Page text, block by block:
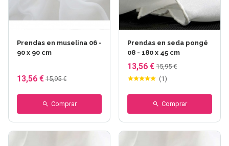
Prendas en muselina 06 -
90 x 90 cm
13,56 € 15,95 €
Comprar
Prendas en seda pongé
08 - 180 x 45 cm
13,56 € 15,95 €
(1 )
Comprar